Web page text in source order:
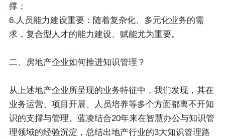
撑；
6.人员能力建设重要：随着复杂化、多元化业务的需
求，复合型人才的能力建设、赋能尤为重要。
二、房地产企业如何推进知识管理？
从上述地产企业所呈现的业务特征中，我们发现，其在
业务运营、项目开展、人员培养等多个方面都离不开知
识的支撑与管理。蓝凌结合20年来在智慧办公与知识管
理领域的经验沉淀，总结出地产行业的3大知识管理路